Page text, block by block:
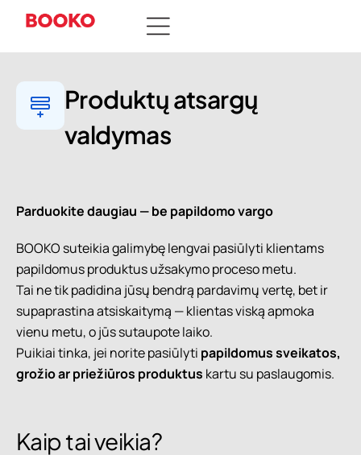
Produktų atsargų
valdymas
Parduokite daugiau — be papildomo vargo
BOOKO suteikia galimybę lengvai pasiūlyti klientams
papildomus produktus užsakymo proceso metu.
Tai ne tik padidina jūsų bendrą pardavimų vertę, bet ir
supaprastina atsiskaitymą — klientas viską apmoka
vienu metu, o jūs sutaupote laiko.
Puikiai tinka, jei norite pasiūlyti papildomus sveikatos,
grožio ar priežiūros produktus kartu su paslaugomis.
Kaip tai veikia?